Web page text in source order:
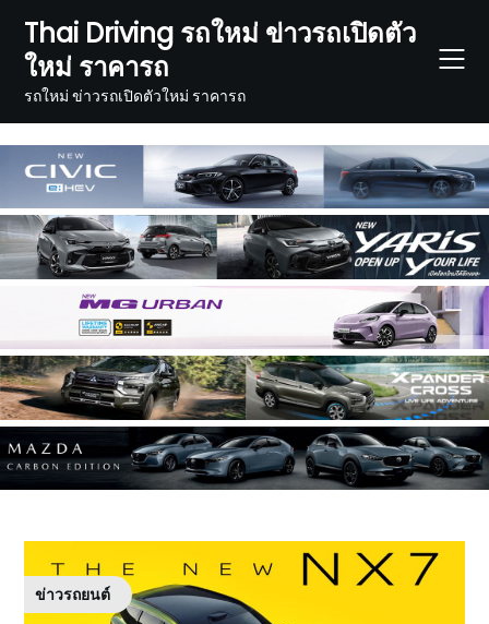
content
Thai Driving รถใหม่ ข่าวรถเปิดตัว
ใหม่ ราคารถ
รถใหม่ ข่าวรถเปิดตัวใหม่ ราคารถ
ข่าวรถยนต์